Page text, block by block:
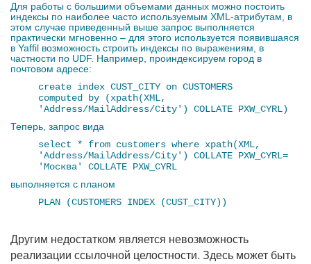
Для работы с большими объемами данных можно постоить
индексы по наиболее часто используемым XML-атрибутам, в
этом случае приведенный выше запрос выполняется
практически мгновенно – для этого используется появившаяся
в Yaffil возможность строить индексы по выражениям, в
частности по UDF. Например, проиндексируем город в
почтовом адресе:
create index CUST_CITY on CUSTOMERS
computed by (xpath(XML,
'Address/MailAddress/City') COLLATE PXW_CYRL)
Теперь, запрос вида
select * from customers where xpath(XML,
'Address/MailAddress/City') COLLATE PXW_CYRL=
'Москва' COLLATE PXW_CYRL
выполняется с планом
PLAN (CUSTOMERS INDEX (CUST_CITY))
Другим недостатком является невозможность
реализации ссылочной целостности. Здесь может быть